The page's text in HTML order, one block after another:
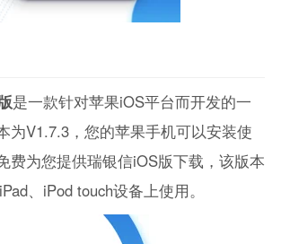
是一款针对苹果iOS平台而开发的一
为V1.7.3，您的苹果手机可以安装使
费为您提供瑞银信iOS版下载，该版本
、iPod touch设备上使用。